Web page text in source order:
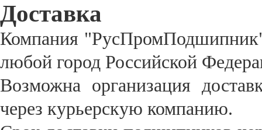
Доставка
Компания
любой город Российской
Возможна организация
через курьерскую компанию.